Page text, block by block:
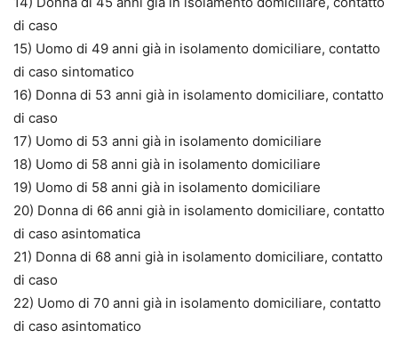
di caso
15) Uomo di 49 anni già in isolamento domiciliare, contatto
di caso sintomatico
16) Donna di 53 anni già in isolamento domiciliare, contatto
di caso
17) Uomo di 53 anni già in isolamento domiciliare
18) Uomo di 58 anni già in isolamento domiciliare
19) Uomo di 58 anni già in isolamento domiciliare
20) Donna di 66 anni già in isolamento domiciliare, contatto
di caso asintomatica
21) Donna di 68 anni già in isolamento domiciliare, contatto
di caso
22) Uomo di 70 anni già in isolamento domiciliare, contatto
di caso asintomatico